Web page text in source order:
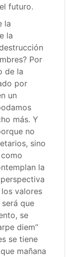
futuro.
la
la
Por
de la
por
un
más. Y
no
sino
la
valores
que
se
diem”
se tiene
mañana